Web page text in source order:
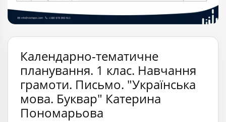
Календарно-тематичне
планування. 1 клас. Навчання
грамоти. Письмо. "Українська
мова. Буквар" Катерина
Пономарьова